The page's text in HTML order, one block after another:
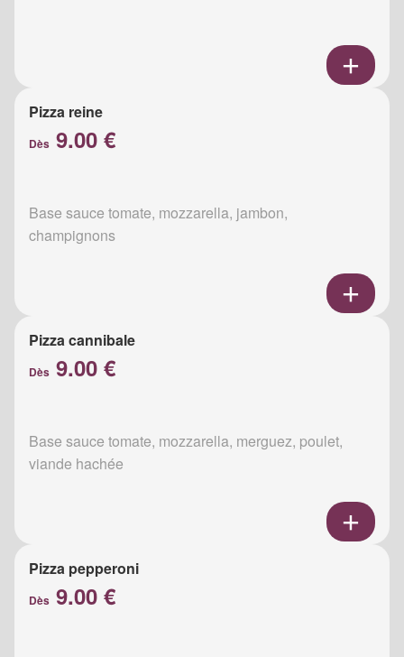
Pizza reine
Dès 9.00 €
Base sauce tomate, mozzarella, jambon,
champignons
Pizza cannibale
Dès 9.00 €
Base sauce tomate, mozzarella, merguez, poulet,
viande hachée
Pizza pepperoni
Dès 9.00 €